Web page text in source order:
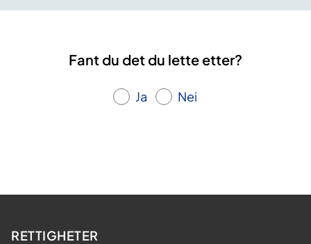
Fant du det du lette etter?
Ja Nei
RETTIGHETER